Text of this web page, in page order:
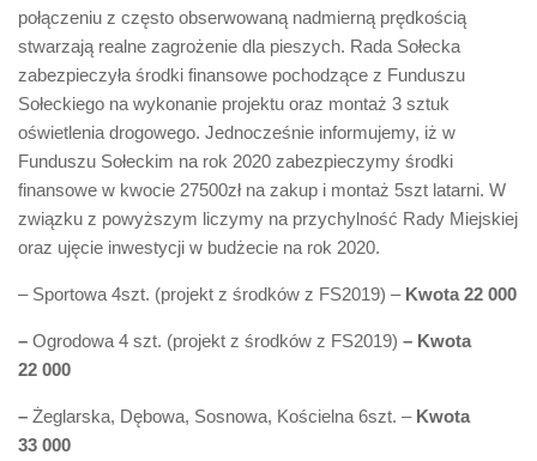
połączeniu z często obserwowaną nadmierną prędkością
stwarzają realne zagrożenie dla pieszych. Rada Sołecka
zabezpieczyła środki finansowe pochodzące z Funduszu
Sołeckiego na wykonanie projektu oraz montaż 3 sztuk
oświetlenia drogowego. Jednocześnie informujemy, iż w
Funduszu Sołeckim na rok 2020 zabezpieczymy środki
finansowe w kwocie 27500zł na zakup i montaż 5szt latarni. W
związku z powyższym liczymy na przychylność Rady Miejskiej
oraz ujęcie inwestycji w budżecie na rok 2020.
– Sportowa 4szt. (projekt z środków z FS2019) – Kwota 22 000
– Ogrodowa 4 szt. (projekt z środków z FS2019) – Kwota
22 000
– Żeglarska, Dębowa, Sosnowa, Kościelna 6szt. – Kwota
33 000